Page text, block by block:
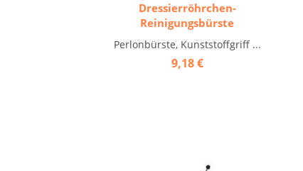
Dressierröhrchen-
Reinigungsbürste
Perlonbürste, Kunststoffgriff ...
9,18 €